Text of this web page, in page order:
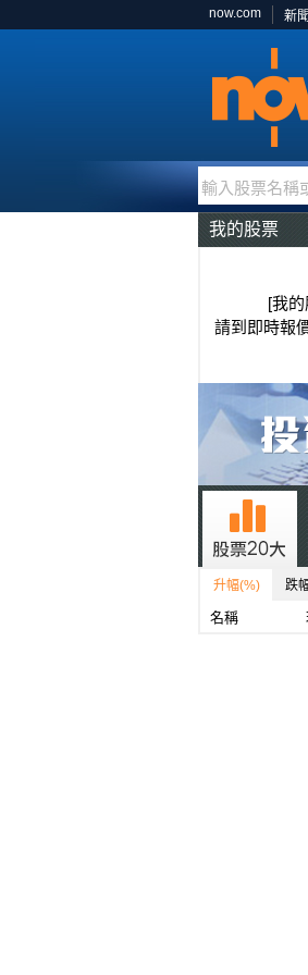
now.com 新聞
輸入股票名稱
我的股票
[我的
請到即時報
升幅(%) 跌
名稱